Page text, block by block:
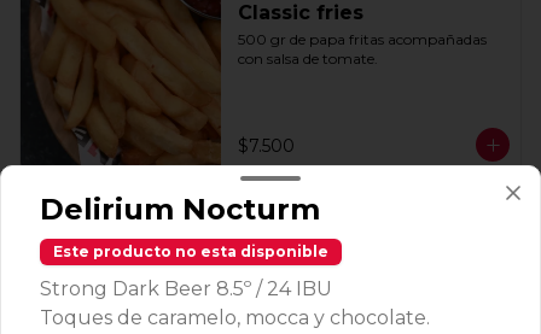
Classic fries
500 gr de papa fritas acompañadas
con salsa de tomate.
$7.500
Papas fritas con queso cheddar y
guacamole de la casa.
Delirium Nocturm
Este producto no esta disponible
Strong Dark Beer 8.5º / 24 IBU
Toques de caramelo, mocca y chocolate.